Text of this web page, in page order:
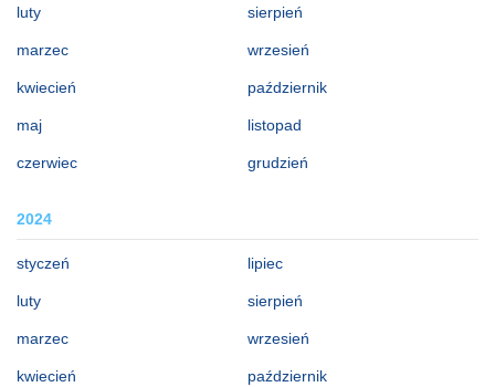
luty
marzec
kwiecień
maj
czerwiec
sierpień
wrzesień
październik
listopad
grudzień
2024
styczeń
luty
marzec
kwiecień
lipiec
sierpień
wrzesień
październik